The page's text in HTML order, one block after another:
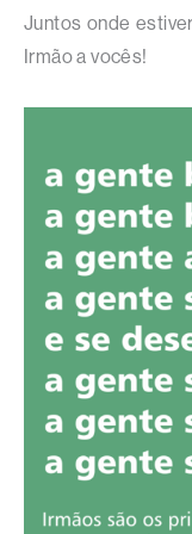
Juntos onde
Irmão a vocês!